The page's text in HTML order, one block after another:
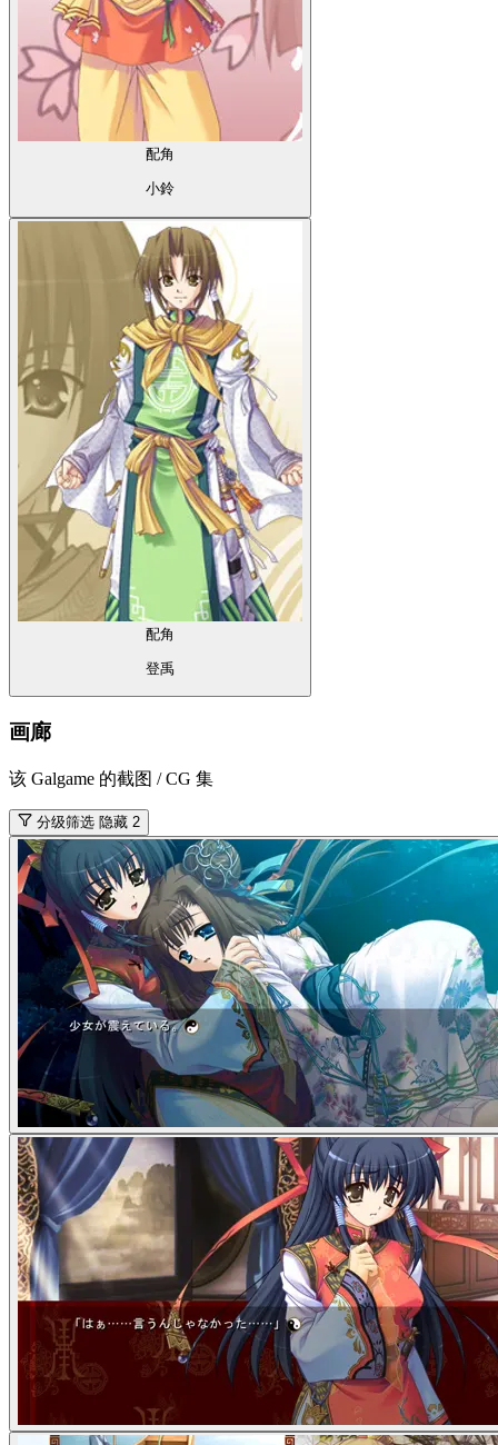
配角
小鈴
配角
登禹
画廊
该 Galgame 的截图 / CG 集
分级筛选 隐藏 2